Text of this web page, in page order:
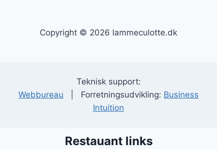
Copyright © 2026 lammeculotte.dk
Teknisk support:
Webbureau | Forretningsudvikling: Business
Intuition
Restauant links